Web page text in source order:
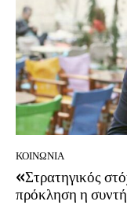
ΚΟΙΝΩΝΊΑ
«Στρατηγικός
πρόκληση η